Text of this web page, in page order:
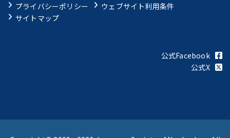
プライバシーポリシー
ウェブサイト利用条件
サイトマップ
公式Facebook
公式X